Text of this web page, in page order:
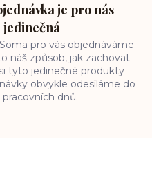
je pro nás
jedinečná
pro vás objednáváme
náš způsob, jak zachovat
tyto jedinečné produkty
obvykle odesíláme do
pracovních dnů.